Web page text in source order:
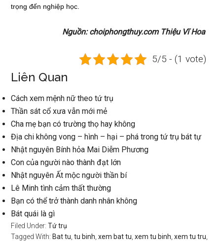
trọng đến nghiệp học.
Nguồn: choiphongthuy.com Thiệu Vĩ Hoa
5/5 - (1 vote)
Liên Quan
Cách xem mệnh nữ theo tứ trụ
Thần sát cổ xưa vẫn mới mẻ
Cha mẹ bạn có trường thọ hay không
Địa chi không vong – hình – hại – phá trong tứ trụ bát tự
Nhật nguyên Bính hỏa Mai Diễm Phương
Con của người nào thành đạt lớn
Nhật nguyên Ất mộc người thần bí
Lê Minh tình cảm thất thường
Bạn có thể trở thành danh nhân không
Bát quái là gì
Filed Under:Tứ trụ
Tagged With: Bat tu ,tu binh ,xem bat tu ,xem tu binh ,xem tu tru